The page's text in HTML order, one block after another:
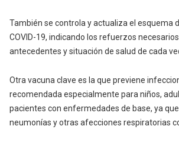
También se controla y actualiza el esquema
COVID-19, indicando los refuerzos
antecedentes y situación de salud de cada
Otra vacuna clave es la que previene
recomendada especialmente para niños,
pacientes con enfermedades de base, ya
neumonías y otras afecciones respiratorias